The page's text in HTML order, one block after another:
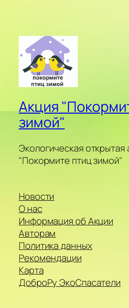
Акция
зимой"
Экологическая открытая
"Покормите птиц зимой"
Новости
О нас
Информация об Акции
Авторам
Политика данных
Рекомендации
Карта
ДоброРу ЭкоСпасатели